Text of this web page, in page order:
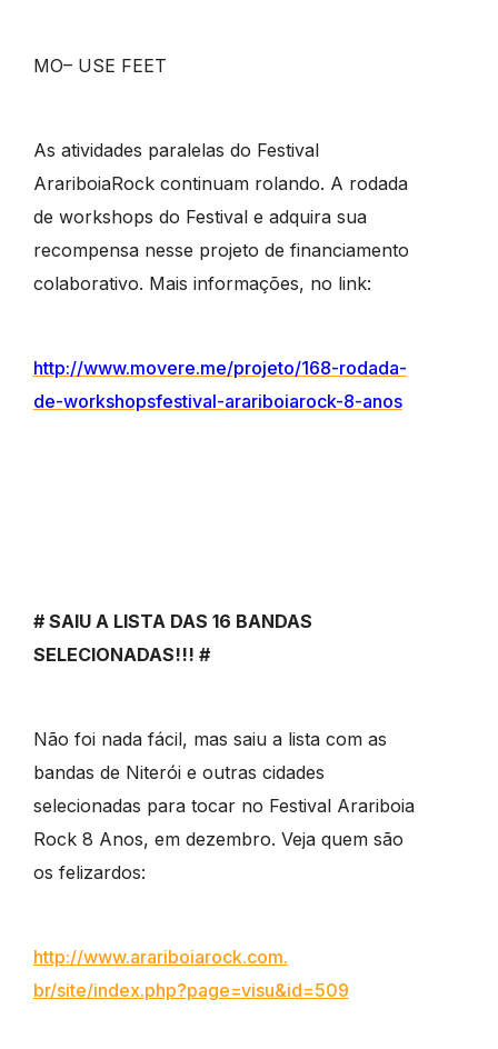
MO– USE FEET
As atividades paralelas do Festival
ArariboiaRock continuam rolando. A rodada
de workshops do Festival e adquira sua
recompensa nesse projeto de financiamento
colaborativo. Mais informações, no link:
http://www.movere.me/projeto/168-rodada-
de-workshopsfestival-arariboiarock-8-anos
# SAIU A LISTA DAS 16 BANDAS
SELECIONADAS!!! #
Não foi nada fácil, mas saiu a lista com as
bandas de Niterói e outras cidades
selecionadas para tocar no Festival Arariboia
Rock 8 Anos, em dezembro. Veja quem são
os felizardos:
http://www.arariboiarock.com.
br/site/index.php?page=visu&id=509